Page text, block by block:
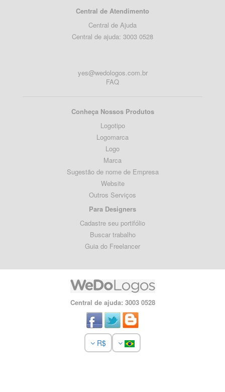
Central de Atendimento
Central de Ajuda
Central de ajuda: 3003 0528
yes@wedologos.com.br
FAQ
Conheça Nossos Produtos
Logotipo
Logomarca
Logo
Marca
Sugestão de nome de Empresa
Website
Outros Serviços
Para Designers
Cadastre seu portifólio
Buscar trabalho
Guia do Freelancer
Central de ajuda: 3003 0528
R$